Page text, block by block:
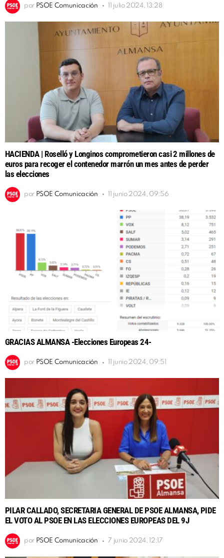
por PSOE Comunicación 11 julio 2024, 13:28
HACIENDA | Roselló y Longinos comprometieron casi 2 millones de
euros para recoger el contenedor marrón un mes antes de perder
las elecciones
por PSOE Comunicación 11 junio 2024, 09:56
GRACIAS ALMANSA -Elecciones Europeas 24-
por PSOE Comunicación 11 junio 2024, 09:51
PILAR CALLADO, SECRETARIA GENERAL DE PSOE ALMANSA, PIDE
EL VOTO AL PSOE EN LAS ELECCIONES EUROPEAS DEL 9J
por PSOE Comunicación 7 junio 2024, 12:17